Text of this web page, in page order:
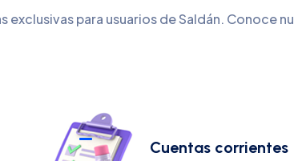
exclusivas para usuarios de Saldán. Conoce
Cuentas corrientes